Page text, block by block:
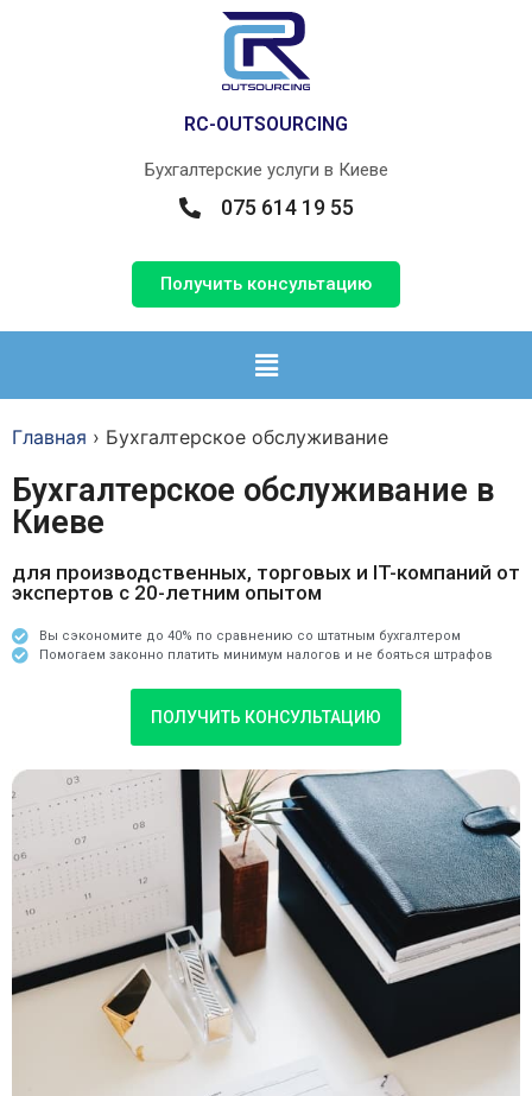
RС-OUTSOURCING
Бухгалтерские услуги в Киеве
075 614 19 55
Получить консультацию
Главная › Бухгалтерское обслуживание
Бухгалтерское обслуживание в
Киеве
для производственных, торговых и IT-компаний от
экспертов с 20-летним опытом
Вы сэкономите до 40% по сравнению со штатным бухгалтером
Помогаем законно платить минимум налогов и не бояться штрафов
ПОЛУЧИТЬ КОНСУЛЬТАЦИЮ